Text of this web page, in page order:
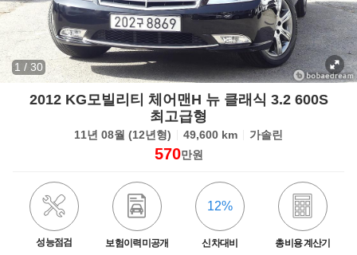
1 / 30
2012 KG모빌리티 체어맨H 뉴 클래식 3.2 600S
최고급형
11년 08월 (12년형) 49,600 km 가솔린
570만원
성능점검 보험이력미공개 신차대비
12%
총비용 계산기